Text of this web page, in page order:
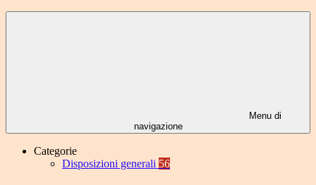
Menu di
navigazione
Categorie
Disposizioni generali 56